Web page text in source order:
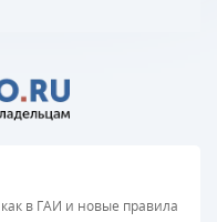
в ГАИ и новые правила